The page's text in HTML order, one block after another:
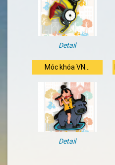
Detail
Móc khóa VN...
Detail